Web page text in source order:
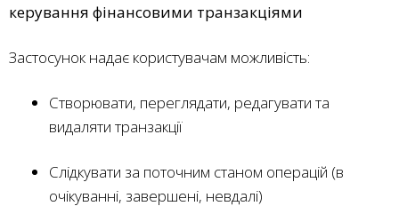
керування фінансовими транзакціями
Застосунок надає користувачам можливість:
Створювати, переглядати, редагувати та
видаляти транзакції
Слідкувати за поточним станом операцій (в
очікуванні, завершені, невдалі)